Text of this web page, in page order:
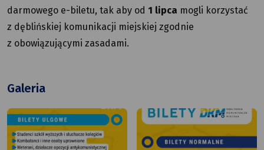
darmowego e-biletu, tak aby od 1 lipca mogli korzystać
z dęblińskiej komunikacji miejskiej zgodnie
z obowiązującymi zasadami.
Galeria